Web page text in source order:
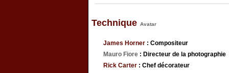
Technique Avatar
James Horner : Compositeur
Mauro Fiore : Directeur de la photographie
Rick Carter : Chef décorateur